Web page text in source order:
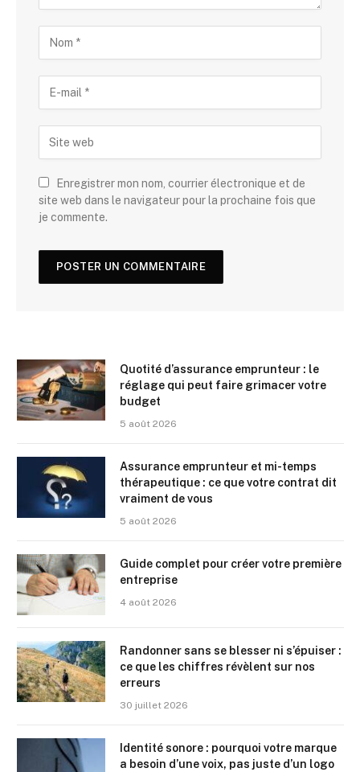
Enregistrer mon nom, courrier électronique et de
site web dans le navigateur pour la prochaine fois que
je commente.
Quotité d’assurance emprunteur : le
réglage qui peut faire grimacer votre
budget
5 août 2026
Assurance emprunteur et mi-temps
thérapeutique : ce que votre contrat dit
vraiment de vous
5 août 2026
Guide complet pour créer votre première
entreprise
4 août 2026
Randonner sans se blesser ni s’épuiser :
ce que les chiffres révèlent sur nos
erreurs
30 juillet 2026
Identité sonore : pourquoi votre marque
a besoin d’une voix, pas juste d’un logo